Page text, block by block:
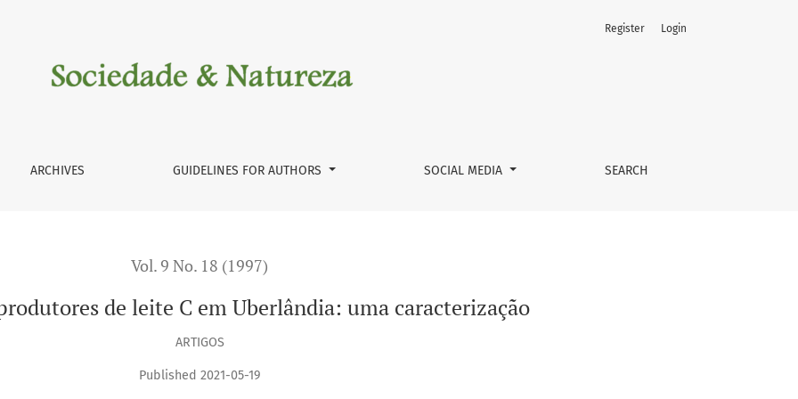
uma caracterização
ARCHIVES GUIDELINES FOR AUTHORS SOCIAL MEDIA SEARCH
Register Login
Vol. 9 No. 18 (1997)
de leite C em Uberlândia: uma caracterização
ARTIGOS
Published 2021-05-19